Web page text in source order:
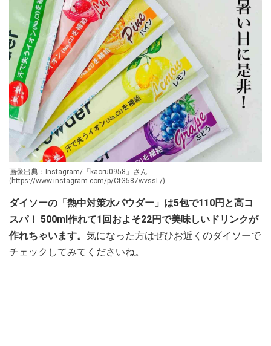
画像出典：Instagram/「kaoru0958」さん
(https://www.instagram.com/p/CtG587wvssL/)
ダイソーの「熱中対策水パウダー」は5包で110円と高コ
スパ！ 500ml作れて1回およそ22円で美味しいドリンクが
作れちゃいます。 気になった方はぜひお近くのダイソーで
チェックしてみてくださいね。